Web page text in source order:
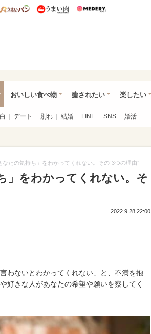
ー特集
うまいめし うまいパン うまい肉
おいしい食べ物 癒されたい 楽したい
デート 別れ 結婚 LINE SNS 婚活
たの気持ち」をわかってくれない。その“3つの理由”
」をわかってくれない。そ
2022.9.28 22:00
わないとわかってくれない」と、不満を抱
好きな人があなたの希望や願いを察してく